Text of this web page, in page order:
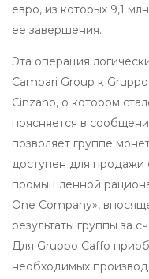
евро, из которых 9,1
ее завершения.
Эта операция
Campari Group к
Cinzano, о котором
поясняется в
позволяет группе
доступен для продажи
промышленной
One Company»,
результаты группы за
Для Gruppo Caffo
необходимых